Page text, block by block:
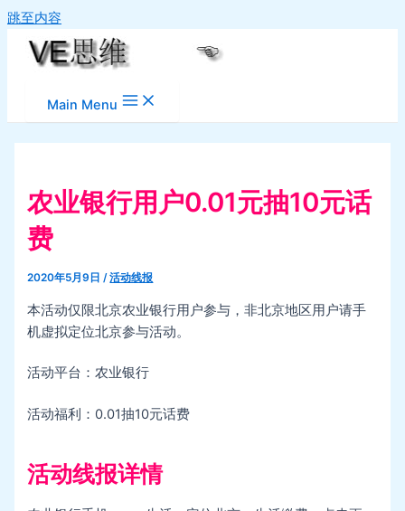
跳至内容
Main Menu
农业银行用户0.01元抽10元话
费
2020年5月9日/活动线报
本活动仅限北京农业银行用户参与，非北京地区用户请手
机虚拟定位北京参与活动。
活动平台：农业银行
活动福利：0.01抽10元话费
活动线报详情